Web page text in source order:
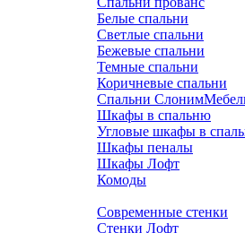
Белые спальни
Светлые спальни
Бежевые спальни
Темные спальни
Коричневые спальни
Спальни
Шкафы в спальню
Угловые шкафы в
Шкафы пеналы
Шкафы Лофт
Комоды
Современные стенки
Стенки Лофт